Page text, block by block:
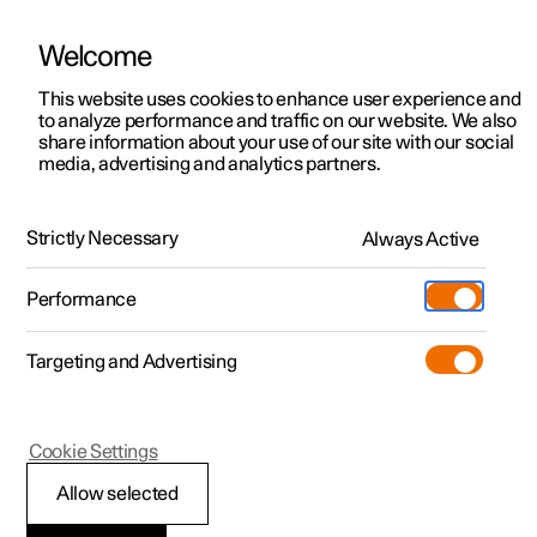
Polestar 2
Polestar 3
Polestar 4
Pre-owned
Shop
Mere
Udforsk Polestar 2
Kampagner
Nye lagerbiler
Prøvetur
Nye lagerbiler
Udforsk Polestar 4
Kampagner
Nye lagerbiler
Pre-owned-programmet
Pre-owned Polestar 2
Kampagner til privatkunder
Tilbud til erhvervskunder
Nye lagerbiler
Byg din bil
Pre-owned
Prøvetur
Extras tilbehør
(Åbner i et nyt vindue)
Experiences
Firmabil
Find os
Servicelokationer
Ejerskab
Opladning
Om Polestar
Bæredygtighed
HåndbogVideogalleriSoftwareopdateringer
Belysning
Polestar 2
Justere lysfunktioner
Welcome
This website uses cookies to enhance user experience and
to analyze performance and traffic on our website. We also
share information about your use of our site with our social
media, advertising and analytics partners.
Strictly Necessary Always Active
Performance
Targeting and Advertising
Allow selected
Cookie Settings